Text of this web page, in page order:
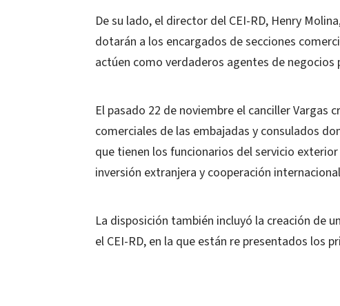
De su lado, el director del CEI-RD, Henry
dotarán a los encargados de secciones
actúen como verdaderos agentes de negocios
El pasado 22 de noviembre el canciller Vargas
comerciales de las embajadas y consulados
que tienen los funcionarios del servicio
inversión extranjera y cooperación
La disposición también incluyó la creación de
el CEI-RD, en la que están re presentados los